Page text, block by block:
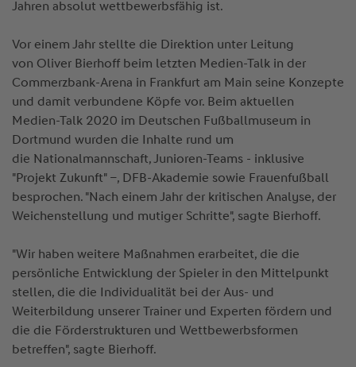
Jahren absolut wettbewerbsfähig ist.
Vor einem Jahr stellte die Direktion unter Leitung
von Oliver Bierhoff beim letzten Medien-Talk in der
Commerzbank-Arena in Frankfurt am Main seine Konzepte
und damit verbundene Köpfe vor. Beim aktuellen
Medien-Talk 2020 im Deutschen Fußballmuseum in
Dortmund wurden die Inhalte rund um
die Nationalmannschaft, Junioren-Teams - inklusive
"Projekt Zukunft" –, DFB-Akademie sowie Frauenfußball
besprochen. "Nach einem Jahr der kritischen Analyse, der
Weichenstellung und mutiger Schritte", sagte Bierhoff.
"Wir haben weitere Maßnahmen erarbeitet, die die
persönliche Entwicklung der Spieler in den Mittelpunkt
stellen, die die Individualität bei der Aus- und
Weiterbildung unserer Trainer und Experten fördern und
die die Förderstrukturen und Wettbewerbsformen
betreffen", sagte Bierhoff.